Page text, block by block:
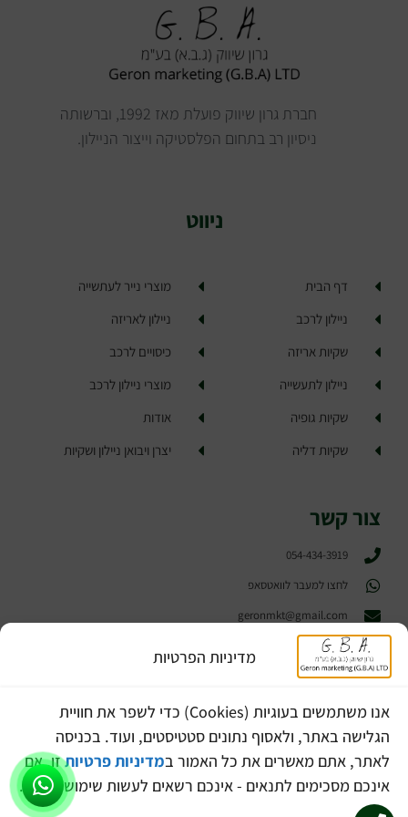
מדיניות הפרטיות
אנו משתמשים בעוגיות (Cookies) כדי לשפר את חוויית
הגלישה באתר, ולאסוף נתונים סטטיסטים, ועוד. בכניסה
לאתר, אתם מאשרים את כל האמור במדיניות פרטיותזו. אם
אינכם מסכימים לתנאים - אינכם רשאים לעשות שימוש באתר.
חברת גרון שיווק פועלת מאז 1992, וברשותה
ניסיון רב בתחום הפלסטיקה וייצור הניילון.
ניווט
דף הבית
ניילון לרכב
שקיות אריזה
ניילון לתעשייה
שקיות גופיה
שקיות דליה
מוצרי נייר לעתשייה
ניילון לאריזה
כיסויים לרכב
מוצרי ניילון לרכב
אודות
יצרן ויבואן ניילון ושקיות ​
צור קשר
054-434-3919
לחצו למעבר לוואטסאפ
geronmkt@gmail.com
פתח תקווה
הצהרת נגישות
מפת אתר
מדיניות פרטיות